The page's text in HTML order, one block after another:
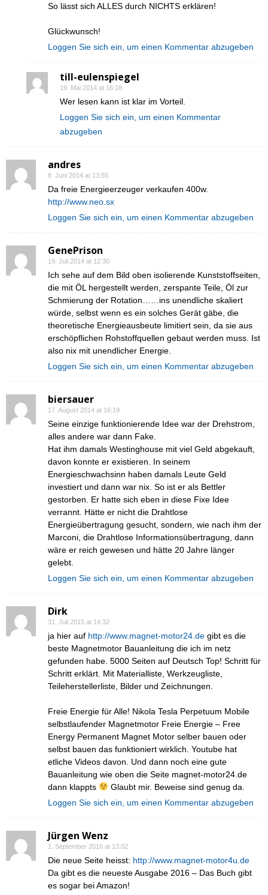
So lässt sich ALLES durch NICHTS erklären!
Glückwunsch!
Loggen Sie sich ein, um einen Kommentar abzugeben
till-eulenspiegel
19. Mai 2014 at 16:18
Wer lesen kann ist klar im Vorteil.
Loggen Sie sich ein, um einen Kommentar
abzugeben
andres
8. Juni 2014 at 13:55
Da freie Energieerzeuger verkaufen 400w.
http://www.neo.sx
Loggen Sie sich ein, um einen Kommentar abzugeben
GenePrison
19. Juli 2014 at 12:30
Ich sehe auf dem Bild oben isolierende Kunststoffseiten,
die mit ÖL hergestellt werden, zerspante Teile, Öl zur
Schmierung der Rotation……ins unendliche skaliert
würde, selbst wenn es ein solches Gerät gäbe, die
theoretische Energieausbeute limitiert sein, da sie aus
erschöpflichen Rohstoffquellen gebaut werden muss. Ist
also nix mit unendlicher Energie.
Loggen Sie sich ein, um einen Kommentar abzugeben
biersauer
17. August 2014 at 16:19
Seine einzige funktionierende Idee war der Drehstrom,
alles andere war dann Fake.
Hat ihm damals Westinghouse mit viel Geld abgekauft,
davon konnte er existieren. In seinem
Energieschwachsinn haben damals Leute Geld
investiert und dann war nix. So ist er als Bettler
gestorben. Er hatte sich eben in diese Fixe Idee
verrannt. Hätte er nicht die Drahtlose
Energieübertragung gesucht, sondern, wie nach ihm der
Marconi, die Drahtlose Informationsübertragung, dann
wäre er reich gewesen und hätte 20 Jahre länger
gelebt.
Loggen Sie sich ein, um einen Kommentar abzugeben
Dirk
31. Juli 2015 at 14:32
ja hier auf http://www.magnet-motor24.de gibt es die
beste Magnetmotor Bauanleitung die ich im netz
gefunden habe. 5000 Seiten auf Deutsch Top! Schritt für
Schritt erklärt. Mit Materialliste, Werkzeugliste,
Teileherstellerliste, Bilder und Zeichnungen.
Freie Energie für Alle! Nikola Tesla Perpetuum Mobile
selbstlaufender Magnetmotor Freie Energie – Free
Energy Permanent Magnet Motor selber bauen oder
selbst bauen das funktioniert wirklich. Youtube hat
etliche Videos davon. Und dann noch eine gute
Bauanleitung wie oben die Seite magnet-motor24.de
dann klappts
Glaubt mir. Beweise sind genug da.
Loggen Sie sich ein, um einen Kommentar abzugeben
Jürgen Wenz
1. September 2016 at 13:02
Die neue Seite heisst: http://www.magnet-motor4u.de
Da gibt es die neueste Ausgabe 2016 – Das Buch gibt
es sogar bei Amazon!